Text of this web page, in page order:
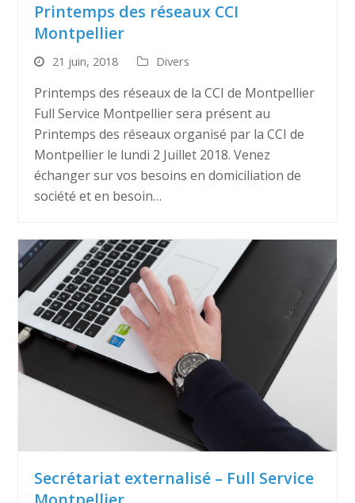
Printemps des réseaux CCI
Montpellier
21 juin, 2018 Divers
Printemps des réseaux de la CCI de Montpellier
Full Service Montpellier sera présent au
Printemps des réseaux organisé par la CCI de
Montpellier le lundi 2 Juillet 2018. Venez
échanger sur vos besoins en domiciliation de
société et en besoin…
Secrétariat externalisé – Full Service